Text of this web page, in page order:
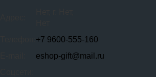
+7 9600-555-160
eshop-gift@mail.ru